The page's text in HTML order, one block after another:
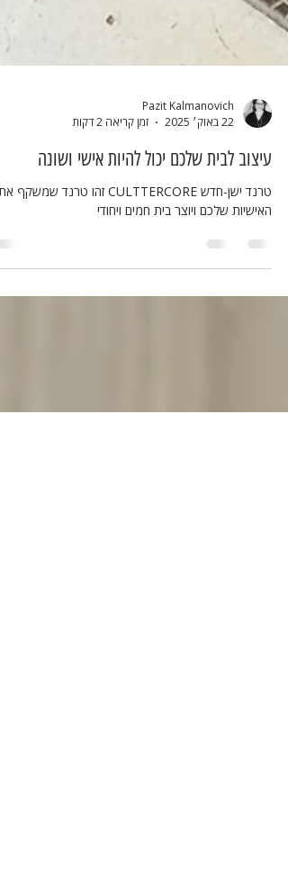
Pazit Kalmanovich
22 באוק׳ 2025
זמן קריאה 2 דקות
עיצוב לבית שלכם יכול להיות אישי ושונה
האישיות שלכם ויוצר בית חמים ויחודי